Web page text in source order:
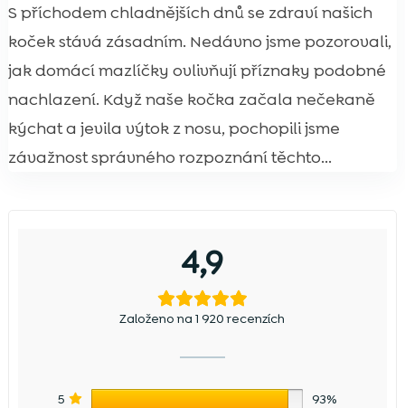
S příchodem chladnějších dnů se zdraví našich
koček stává zásadním. Nedávno jsme pozorovali,
jak domácí mazlíčky ovlivňují příznaky podobné
nachlazení. Když naše kočka začala nečekaně
kýchat a jevila výtok z nosu, pochopili jsme
závažnost správného rozpoznání těchto...
4,9
Založeno na 1 920 recenzích
5 93%